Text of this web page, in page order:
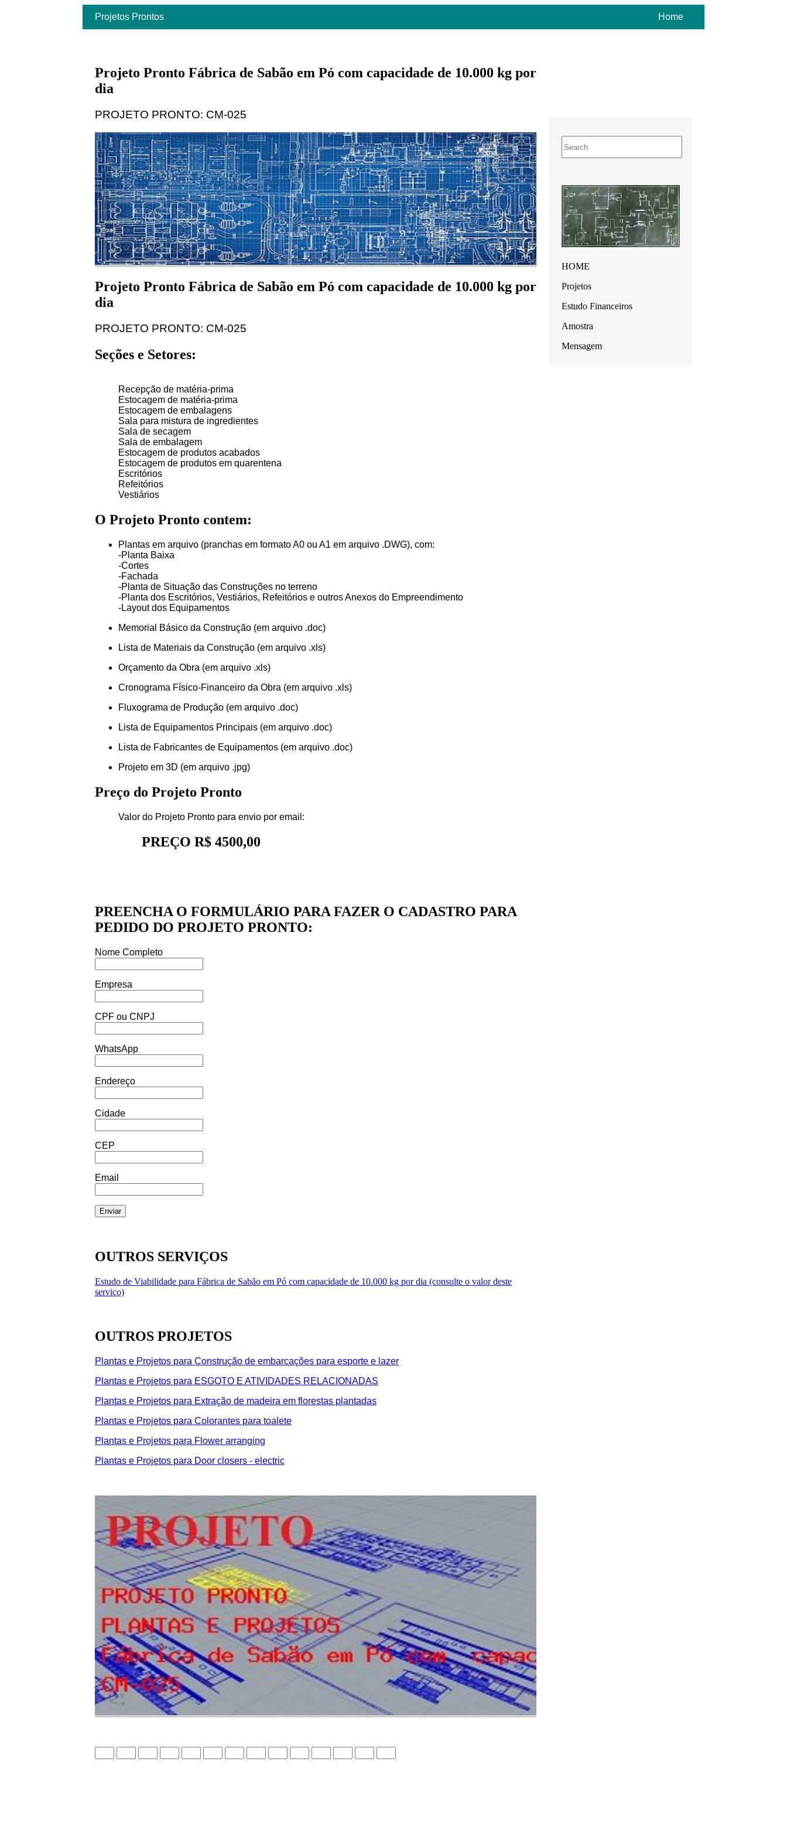
Projetos Prontos Home
Projeto Pronto Fábrica de Sabão em Pó com capacidade de 10.000 kg por
dia
PROJETO PRONTO: CM-025
Projeto Pronto Fábrica de Sabão em Pó com capacidade de 10.000 kg por
dia
PROJETO PRONTO: CM-025
Seções e Setores:
Recepção de matéria-prima
Estocagem de matéria-prima
Estocagem de embalagens
Sala para mistura de ingredientes
Sala de secagem
Sala de embalagem
Estocagem de produtos acabados
Estocagem de produtos em quarentena
Escritórios
Refeitórios
Vestiários
O Projeto Pronto contem:
Plantas em arquivo (pranchas em formato A0 ou A1 em arquivo .DWG), com:
-Planta Baixa
-Cortes
-Fachada
-Planta de Situação das Construções no terreno
-Planta dos Escritórios, Vestiários, Refeitórios e outros Anexos do Empreendimento
-Layout dos Equipamentos
Memorial Básico da Construção (em arquivo .doc)
Lista de Materiais da Construção (em arquivo .xls)
Orçamento da Obra (em arquivo .xls)
Cronograma Físico-Financeiro da Obra (em arquivo .xls)
Fluxograma de Produção (em arquivo .doc)
Lista de Equipamentos Principais (em arquivo .doc)
Lista de Fabricantes de Equipamentos (em arquivo .doc)
Projeto em 3D (em arquivo .jpg)
Preço do Projeto Pronto
Valor do Projeto Pronto para envio por email:
PREÇO R$ 4500,00
PREENCHA O FORMULÁRIO PARA FAZER O CADASTRO PARA
PEDIDO DO PROJETO PRONTO:
Nome Completo
Empresa
CPF ou CNPJ
WhatsApp
Endereço
Cidade
CEP
Email
OUTROS SERVIÇOS
Estudo de Viabilidade para Fábrica de Sabão em Pó com capacidade de 10.000 kg por dia (consulte o valor deste
serviço)
OUTROS PROJETOS
Plantas e Projetos para Construção de embarcações para esporte e lazer
Plantas e Projetos para ESGOTO E ATIVIDADES RELACIONADAS
Plantas e Projetos para Extração de madeira em florestas plantadas
Plantas e Projetos para Colorantes para toalete
Plantas e Projetos para Flower arranging
Plantas e Projetos para Door closers - electric
HOME
Projetos
Estudo Financeiros
Amostra
Mensagem